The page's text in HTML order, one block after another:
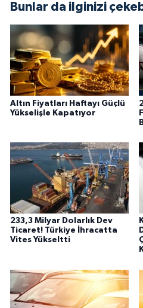
Bunlar da ilginizi
Altın Fiyatları Haftayı Güçlü
Yükselişle Kapatıyor
233,3 Milyar Dolarlık Dev
Ticaret! Türkiye İhracatta
Vites Yükseltti